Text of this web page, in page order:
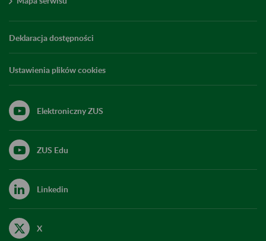
Deklaracja dostępności
Ustawienia plików cookies
Elektroniczny ZUS
ZUS Edu
Linkedin
X